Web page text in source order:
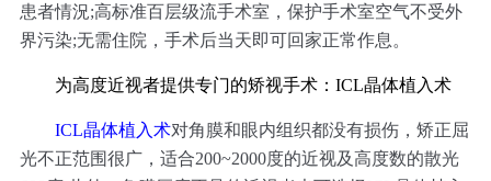
患者情況;高标准百层级流手术室，保护手术室空气不受外
界污染;无需住院，手术后当天即可回家正常作息。
为高度近视者提供专门的矫视手术：ICL晶体植入术
ICL晶体植入术对角膜和眼内组织都没有损伤，矫正屈
光不正范围很广，适合200~2000度的近视及高度数的散光